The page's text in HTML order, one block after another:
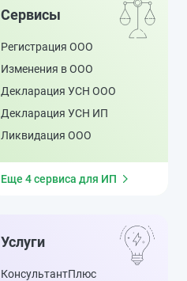
Сервисы
Регистрация ООО
Изменения в ООО
Декларация УСН ООО
Декларация УСН ИП
Ликвидация ООО
Еще 4 сервиса для ИП
Услуги
КонсультантПлюс